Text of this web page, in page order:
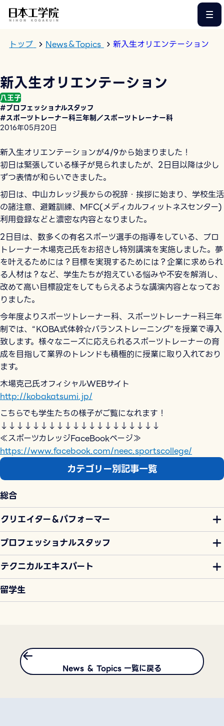
トップ News＆Topics 新入生オリエンテーション
新入生オリエンテーション
八王子
#プロフェッショナルスタッフ
#スポーツトレーナー科三年制／スポーツトレーナー科
2016年05月20日
新入生オリエンテーションが4/9から始まりました！
初日は緊張している様子が見られましたが、2日目以降は少し
ずつ表情が和らいできました。
初日は、中山カレッジ長からの祝辞・挨拶に始まり、学校生活
の諸注意、避難訓練、MFC(メディカルフィットネスセンター)
利用登録などと濃密な内容となりました。
2日目は、数多くの有名スポーツ選手の指導をしている、プロ
トレーナー木場克己氏をお招きし特別講演を実施しました。夢
を叶えるためには？目標を実現するためには？企業に求められ
る人材は？など、学生たちが抱えている悩みや不安を解消し、
改めて高い目標設定をしてもらえるような講演内容となってお
りました。
今年度よりスポーツトレーナー科、スポーツトレーナー科三年
制では、“KOBA式体幹☆バランストレーニング”を授業で導入
致します。様々なニーズに応えられるスポーツトレーナーの育
成を目指して業界のトレンドも積極的に授業に取り入れており
ます。
木場克己氏オフィシャルWEBサイト
http://kobakatsumi.jp/
こちらでも学生たちの様子がご覧になれます！
↓↓↓↓↓↓↓↓↓↓↓↓↓↓↓↓↓↓↓↓
≪スポーツカレッジFaceBookページ≫
https://www.facebook.com/neec.sportscollege/
カテゴリー別記事一覧
総合
クリエイター＆パフォーマー
プロフェッショナルスタッフ
テクニカルエキスパート
留学生
News ＆ Topics 一覧に戻る